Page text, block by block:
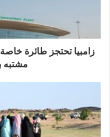
زامبيا تحتجز طائرة
مشتبه